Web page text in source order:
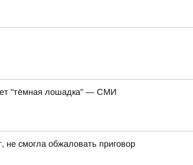
"тёмная лошадка" — СМИ
не смогла обжаловать приговор